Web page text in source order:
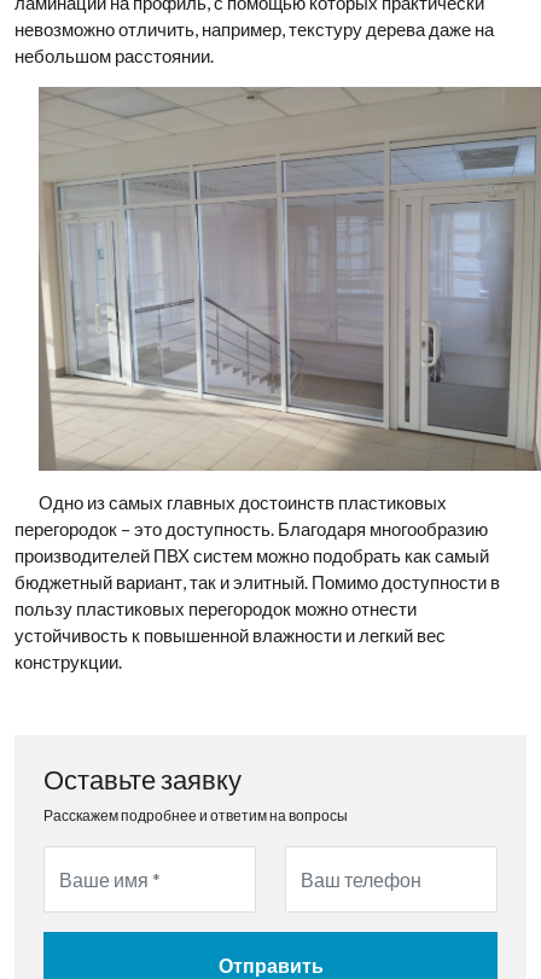
невозможно отличить, например, текстуру дерева даже на
небольшом расстоянии.
Одно из самых главных достоинств пластиковых
перегородок – это доступность. Благодаря многообразию
производителей ПВХ систем можно подобрать как самый
бюджетный вариант, так и элитный. Помимо доступности в
пользу пластиковых перегородок можно отнести
устойчивость к повышенной влажности и легкий вес
конструкции.
Оставьте заявку
Расскажем подробнее и ответим на вопросы
Отправить